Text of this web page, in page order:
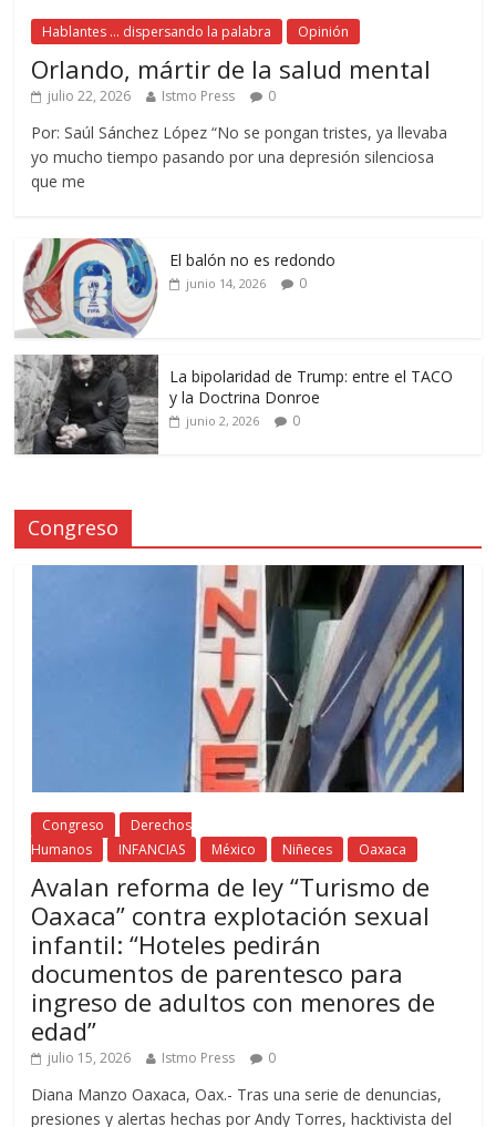
Hablantes ... dispersando la palabra Opinión
Orlando, mártir de la salud mental
julio 22, 2026 Istmo Press 0
Por: Saúl Sánchez López “No se pongan tristes, ya llevaba
yo mucho tiempo pasando por una depresión silenciosa
que me
El balón no es redondo
junio 14, 2026 0
La bipolaridad de Trump: entre el TACO
y la Doctrina Donroe
junio 2, 2026 0
Congreso
Congreso
Derechos
Humanos
INFANCIAS México Niñeces Oaxaca
Avalan reforma de ley “Turismo de
Oaxaca” contra explotación sexual
infantil: “Hoteles pedirán
documentos de parentesco para
ingreso de adultos con menores de
edad”
julio 15, 2026 Istmo Press 0
Diana Manzo Oaxaca, Oax.- Tras una serie de denuncias,
presiones y alertas hechas por Andy Torres, hacktivista del